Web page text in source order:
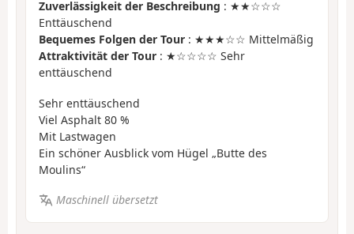
Zuverlässigkeit der Beschreibung : ★★☆☆☆
Enttäuschend
Bequemes Folgen der Tour : ★★★☆☆ Mittelmäßig
Attraktivität der Tour : ★☆☆☆☆ Sehr
enttäuschend
Sehr enttäuschend
Viel Asphalt 80 %
Mit Lastwagen
Ein schöner Ausblick vom Hügel „Butte des
Moulins“
Maschinell übersetzt